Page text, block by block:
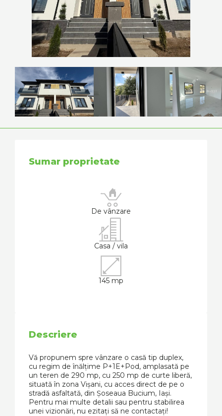
Sumar proprietate
De vânzare
Casa / vila
145 mp
Descriere
Vă propunem spre vânzare o casă tip duplex,
cu regim de înălțime P+1E+Pod, amplasată pe
un teren de 290 mp, cu 250 mp de curte liberă,
situată în zona Vișani, cu acces direct de pe o
stradă asfaltată, din Șoseaua Bucium, Iași.
Pentru mai multe detalii sau pentru stabilirea
unei vizionări, nu ezitați să ne contactați!